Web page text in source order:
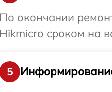
По окончании
Hikmicro сроком на
5